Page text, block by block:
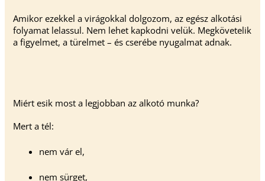
Amikor ezekkel a virágokkal dolgozom, az egész alkotási
folyamat lelassul. Nem lehet kapkodni velük. Megkövetelik
a figyelmet, a türelmet – és cserébe nyugalmat adnak.
Miért esik most a legjobban az alkotó munka?
Mert a tél:
nem vár el,
nem sürget,